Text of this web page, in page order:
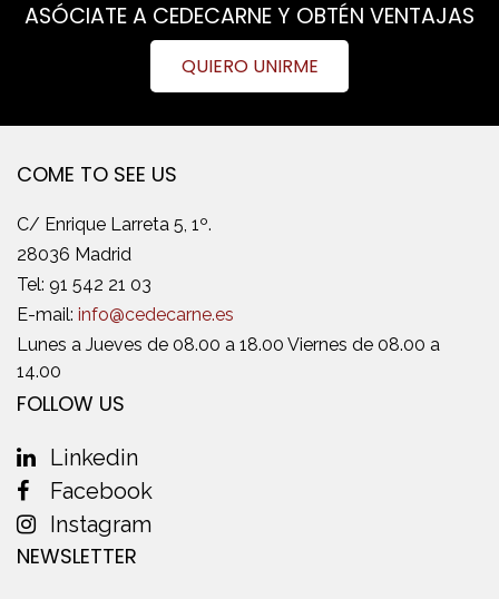
ASÓCIATE A CEDECARNE Y OBTÉN VENTAJAS
QUIERO UNIRME
COME TO SEE US
C/ Enrique Larreta 5, 1º.
28036 Madrid
Tel: 91 542 21 03
E-mail: info@cedecarne.es
Lunes a Jueves de 08.00 a 18.00 Viernes de 08.00 a
14.00
FOLLOW US
Linkedin
Facebook
Instagram
NEWSLETTER